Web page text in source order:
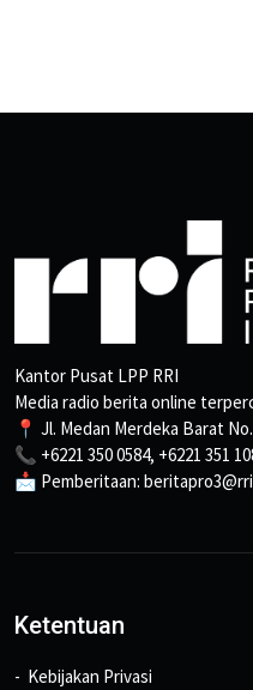
Kantor Pusat LPP RRI
Media radio berita online
📍 Jl. Medan Merdeka Barat
📞 +6221 350 0584, +6221 351
📩 Pemberitaan:
Ketentuan
Kebijakan Privasi